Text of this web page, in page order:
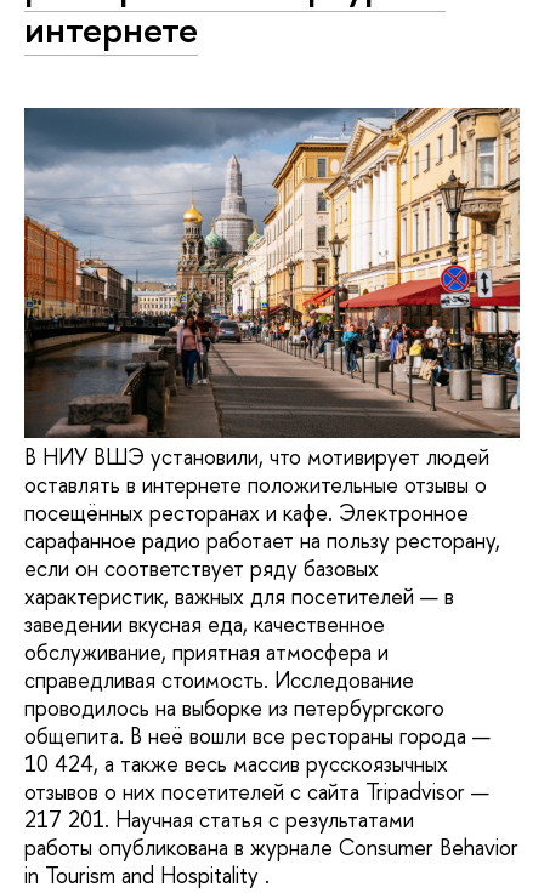
интернете
В НИУ ВШЭ установили, что мотивирует людей
оставлять в интернете положительные отзывы о
посещённых ресторанах и кафе. Электронное
сарафанное радио работает на пользу ресторану,
если он соответствует ряду базовых
характеристик, важных для посетителей — в
заведении вкусная еда, качественное
обслуживание, приятная атмосфера и
справедливая стоимость. Исследование
проводилось на выборке из петербургского
общепита. В неё вошли все рестораны города —
10 424, а также весь массив русскоязычных
отзывов о них посетителей с сайта Tripadvisor —
217 201. Научная статья с результатами
работы опубликована в журнале Consumer Behavior
in Tourism and Hospitality .